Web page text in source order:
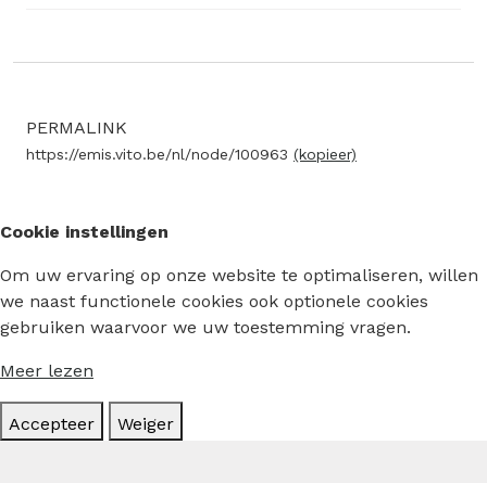
PERMALINK
https://emis.vito.be/nl/node/100963 (kopieer)
Cookie instellingen
Om uw ervaring op onze website te optimaliseren, willen
we naast functionele cookies ook optionele cookies
gebruiken waarvoor we uw toestemming vragen.
Meer lezen
Accepteer Weiger